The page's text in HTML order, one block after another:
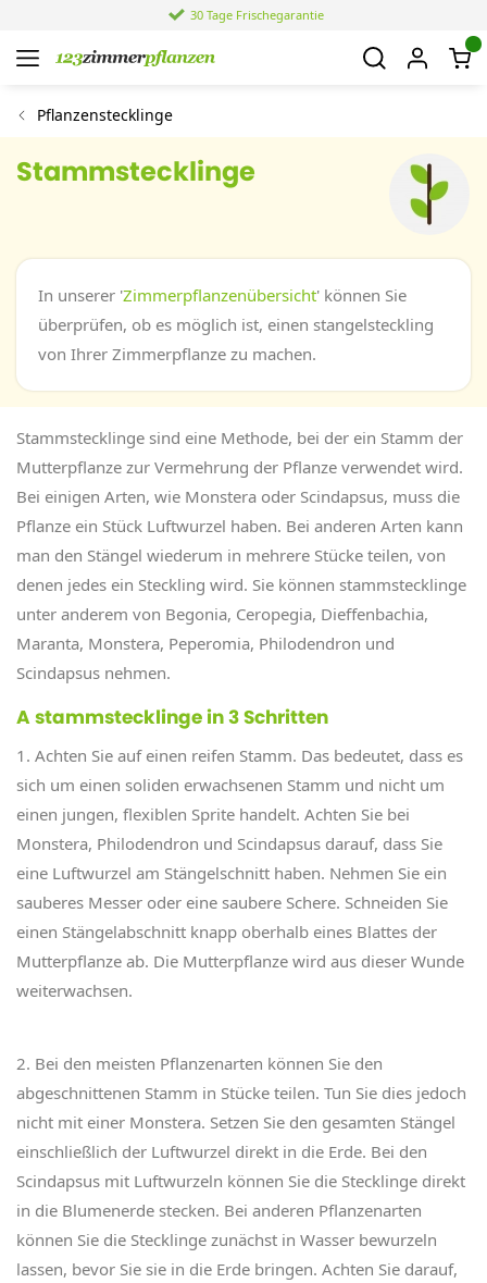
30 Tage Frischegarantie
Pflanzenstecklinge
Stammstecklinge
In unserer 'Zimmerpflanzenübersicht' können Sie
überprüfen, ob es möglich ist, einen stangelsteckling
von Ihrer Zimmerpflanze zu machen.
Stammstecklinge sind eine Methode, bei der ein Stamm der
Mutterpflanze zur Vermehrung der Pflanze verwendet wird.
Bei einigen Arten, wie Monstera oder Scindapsus, muss die
Pflanze ein Stück Luftwurzel haben. Bei anderen Arten kann
man den Stängel wiederum in mehrere Stücke teilen, von
denen jedes ein Steckling wird. Sie können stammstecklinge
unter anderem von Begonia, Ceropegia, Dieffenbachia,
Maranta, Monstera, Peperomia, Philodendron und
Scindapsus nehmen.
A stammstecklinge in 3 Schritten
1. Achten Sie auf einen reifen Stamm. Das bedeutet, dass es
sich um einen soliden erwachsenen Stamm und nicht um
einen jungen, flexiblen Sprite handelt. Achten Sie bei
Monstera, Philodendron und Scindapsus darauf, dass Sie
eine Luftwurzel am Stängelschnitt haben. Nehmen Sie ein
sauberes Messer oder eine saubere Schere. Schneiden Sie
einen Stängelabschnitt knapp oberhalb eines Blattes der
Mutterpflanze ab. Die Mutterpflanze wird aus dieser Wunde
weiterwachsen.
2. Bei den meisten Pflanzenarten können Sie den
abgeschnittenen Stamm in Stücke teilen. Tun Sie dies jedoch
nicht mit einer Monstera. Setzen Sie den gesamten Stängel
einschließlich der Luftwurzel direkt in die Erde. Bei den
Scindapsus mit Luftwurzeln können Sie die Stecklinge direkt
in die Blumenerde stecken. Bei anderen Pflanzenarten
können Sie die Stecklinge zunächst in Wasser bewurzeln
lassen, bevor Sie sie in die Erde bringen. Achten Sie darauf,